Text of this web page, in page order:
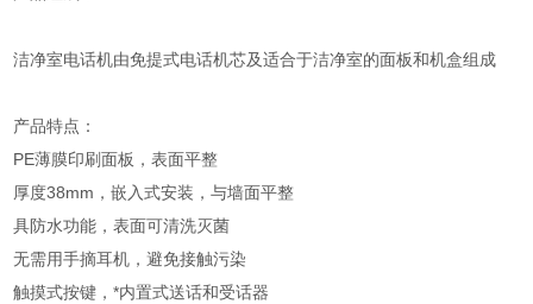
洁净室电话机由免提式电话机芯及适合于洁净室的面板和机盒组成
产品特点：
PE薄膜印刷面板，表面平整
厚度38mm，嵌入式安装，与墙面平整
具防水功能，表面可清洗灭菌
无需用手摘耳机，避免接触污染
触摸式按键，*内置式送话和受话器